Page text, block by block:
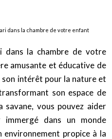
dans la chambre de votre enfant
dans la chambre de votre
amusante et éducative de
intérêt pour la nature et
son espace de
savane, vous pouvez aider
dans un monde
propice à la